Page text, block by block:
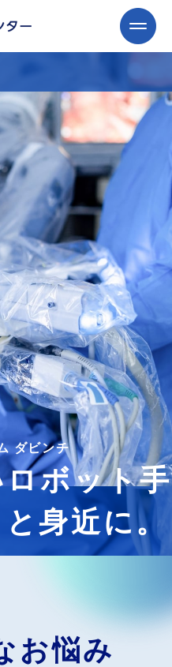
ダビンチ
ボット手
身近に。
お悩み